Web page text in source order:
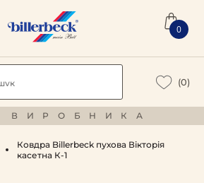
0
(0)
ВИРОБНИКА
Ковдра Billerbeck пухова Вікторія
касетна К-1